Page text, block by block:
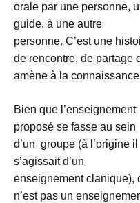
orale par une personne,
guide, à une autre
personne. C’est une
de rencontre, de partage
amène à la
Bien que l’enseignement
proposé se fasse au sein
d’un groupe (à l’origine il
s’agissait d’un
enseignement clanique),
n’est pas un